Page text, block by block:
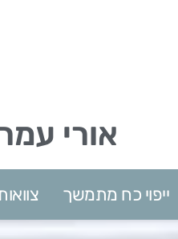
אורי
ייפוי כח מתמשך